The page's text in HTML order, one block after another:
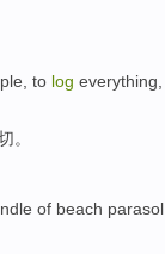
to log everything
。
of beach parasol